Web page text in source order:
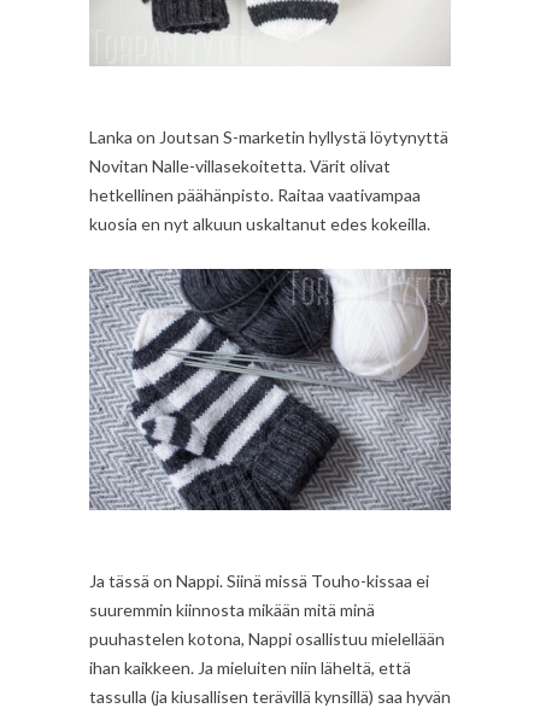
Lanka on Joutsan S-marketin hyllystä löytynyttä
Novitan Nalle-villasekoitetta. Värit olivat
hetkellinen päähänpisto. Raitaa vaativampaa
kuosia en nyt alkuun uskaltanut edes kokeilla.
Ja tässä on Nappi. Siinä missä Touho-kissaa ei
suuremmin kiinnosta mikään mitä minä
puuhastelen kotona, Nappi osallistuu mielellään
ihan kaikkeen. Ja mieluiten niin läheltä, että
tassulla (ja kiusallisen terävillä kynsillä) saa hyvän